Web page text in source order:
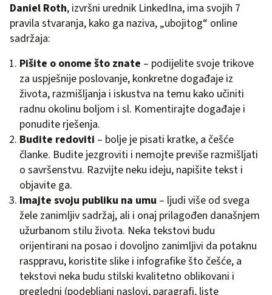
Daniel Roth, izvršni urednik LinkedIna, ima svojih 7
pravila stvaranja, kako ga naziva, „ubojitog“ online
sadržaja:
Pišite o onome što znate – podijelite svoje trikove
za uspješnije poslovanje, konkretne događaje iz
života, razmišljanja i iskustva na temu kako učiniti
radnu okolinu boljom i sl. Komentirajte događaje i
ponudite rješenja.
Budite redoviti – bolje je pisati kratke, a češće
članke. Budite jezgroviti i nemojte previše razmišljati
o savršenstvu. Razvijte neku ideju, napišite tekst i
objavite ga.
Imajte svoju publiku na umu – ljudi više od svega
žele zanimljiv sadržaj, ali i onaj prilagođen današnjem
užurbanom stilu života. Neka tekstovi budu
orijentirani na posao i dovoljno zanimljivi da potaknu
rasppravu, koristite slike i infografike što češće, a
tekstovi neka budu stilski kvalitetno oblikovani i
pregledni (podebljani naslovi, paragrafi, liste